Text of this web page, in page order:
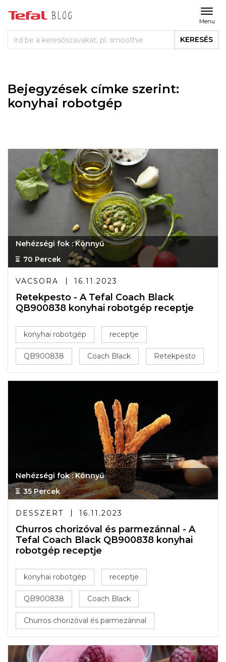
Menu
KERESÉS
Bejegyzések címke szerint:
konyhai robotgép
Nehézségi fok : Könnyű
70 Percek
VACSORA 16.11.2023
Retekpesto - A Tefal Coach Black
QB900838 konyhai robotgép receptje
konyhai robotgép receptje
QB900838 Coach Black Retekpesto
Nehézségi fok : Könnyű
35 Percek
DESSZERT 16.11.2023
Churros chorizóval és parmezánnal - A
Tefal Coach Black QB900838 konyhai
robotgép receptje
konyhai robotgép receptje
QB900838 Coach Black
Churros chorizóval és parmezánnal